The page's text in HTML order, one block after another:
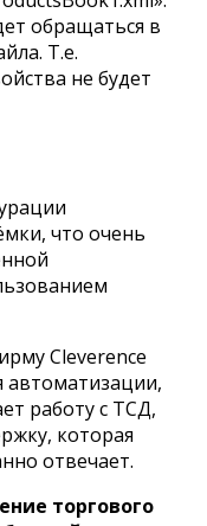
обращаться в
Т.е.
не будет
что очень
Cleverence
автоматизации,
работу с ТСД,
которая
отвечает.
торгового